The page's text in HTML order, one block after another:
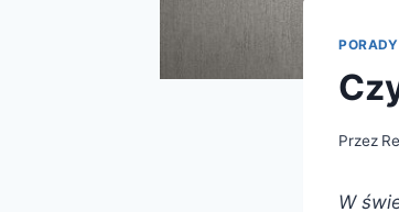
PORADY
Przez
W